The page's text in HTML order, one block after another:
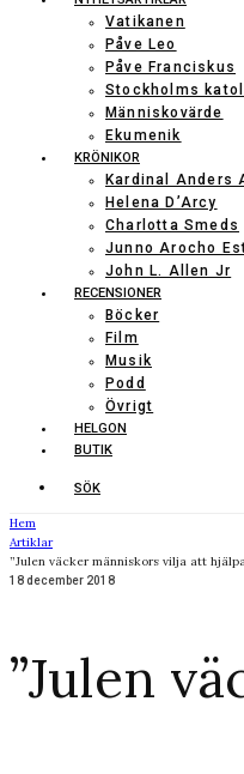
Vatikanen
Påve Leo
Påve Franciskus
Stockholms
Människovärde
Ekumenik
KRÖNIKOR
Kardinal Anders
Helena D’Arcy
Charlotta Smeds
Junno Arocho
John L. Allen Jr
RECENSIONER
Böcker
Film
Musik
Podd
Övrigt
HELGON
BUTIK
SÖK
Hem
Artiklar
”Julen väcker människors vilja att
18 december 2018
”Julen